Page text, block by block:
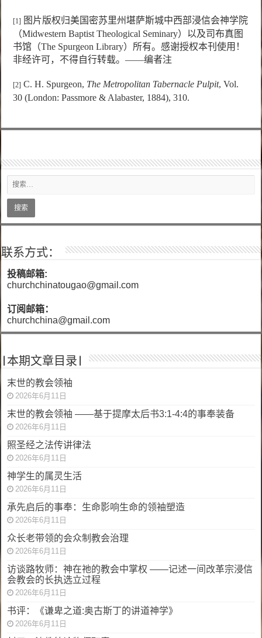
[1] 图片版权归美国密苏里州堪萨斯城中西部浸信会神学院
（Midwestern Baptist Theological Seminary）以及司布真图
书馆（The Spurgeon Library）所有。感谢授权本刊使用！
非经许可，不得自行转载。——编者注
[2] C. H. Spurgeon, The Metropolitan Tabernacle Pulpit, Vol.
30 (London: Passmore & Alabaster, 1884), 310.
联系方式：
投稿邮箱:
churchchinatougao@gmail.com
订阅邮箱：
churchchina@gmail.com
|本期文章目录|
末世的教会领袖
2026年6月11日
末世的教会领袖 ——基于提摩太后书3:1-4:4的事奉装备
2026年6月11日
照圣经之法传讲律法
2026年6月11日
神学生的属灵生活
2026年6月11日
承先启后的事奉：生命影响生命的领袖塑造
2026年6月11日
众长老带领的会众制教会治理
2026年6月11日
访谈路牧师：神在祂的教会中掌权 ——记述一间改革宗浸信
会教会的长执选立过程
2026年6月11日
书评：《谦卑之道:奥古斯丁的讲道神学》
2026年6月11日